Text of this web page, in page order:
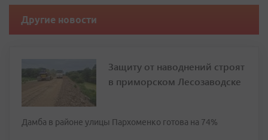
Другие новости
Защиту от наводнений строят
в приморском Лесозаводске
Дамба в районе улицы Пархоменко готова на 74%